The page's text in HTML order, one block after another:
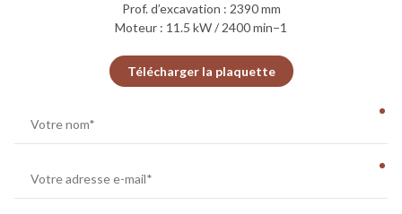
Prof. d’excavation : 2390 mm
Moteur : 11.5 kW / 2400 min−1
Télécharger la plaquette